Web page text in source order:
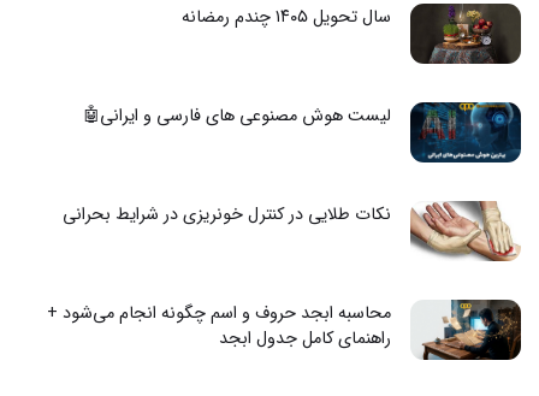
سال تحویل ۱۴۰۵ چندم رمضانه
لیست هوش مصنوعی های فارسی و ایرانی🤖
نکات طلایی در کنترل خونریزی در شرایط بحرانی
محاسبه ابجد حروف و اسم چگونه انجام می‌شود +
راهنمای کامل جدول ابجد